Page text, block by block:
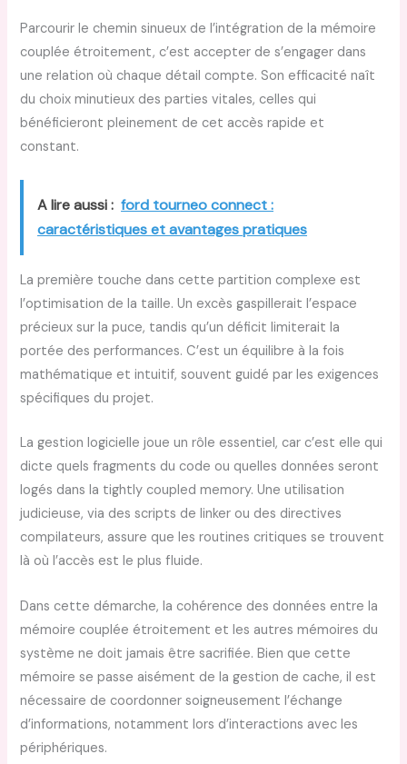
Parcourir le chemin sinueux de l’intégration de la mémoire
couplée étroitement, c’est accepter de s’engager dans
une relation où chaque détail compte. Son efficacité naît
du choix minutieux des parties vitales, celles qui
bénéficieront pleinement de cet accès rapide et
constant.
A lire aussi : ford tourneo connect :
caractéristiques et avantages pratiques
La première touche dans cette partition complexe est
l’optimisation de la taille. Un excès gaspillerait l’espace
précieux sur la puce, tandis qu’un déficit limiterait la
portée des performances. C’est un équilibre à la fois
mathématique et intuitif, souvent guidé par les exigences
spécifiques du projet.
La gestion logicielle joue un rôle essentiel, car c’est elle qui
dicte quels fragments du code ou quelles données seront
logés dans la tightly coupled memory. Une utilisation
judicieuse, via des scripts de linker ou des directives
compilateurs, assure que les routines critiques se trouvent
là où l’accès est le plus fluide.
Dans cette démarche, la cohérence des données entre la
mémoire couplée étroitement et les autres mémoires du
système ne doit jamais être sacrifiée. Bien que cette
mémoire se passe aisément de la gestion de cache, il est
nécessaire de coordonner soigneusement l’échange
d’informations, notamment lors d’interactions avec les
périphériques.